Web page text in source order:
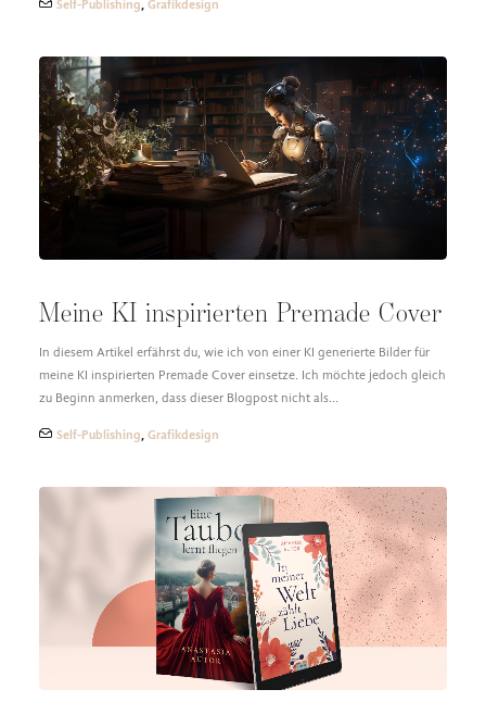
Self-Publishing, Grafikdesign
Meine KI inspirierten Premade Cover
In diesem Artikel erfährst du, wie ich von einer KI generierte Bilder für
meine KI inspirierten Premade Cover einsetze. Ich möchte jedoch gleich
zu Beginn anmerken, dass dieser Blogpost nicht als…
Self-Publishing, Grafikdesign